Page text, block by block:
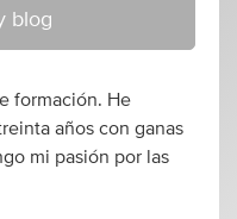
blog
formación. He
años con ganas
mi pasión por las